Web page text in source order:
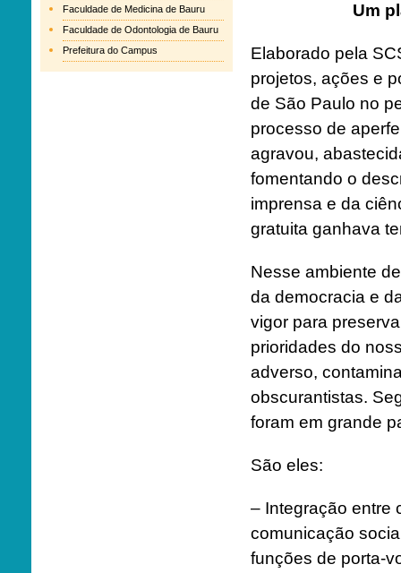
Faculdade de Medicina de Bauru
Faculdade de Odontologia de Bauru
Prefeitura do Campus
Um
Elaborado pela
projetos, ações e
de São Paulo no
processo de
agravou,
fomentando o
imprensa e da
gratuita ganhava
Nesse ambiente
da democracia e
vigor para
prioridades do
adverso,
obscurantistas.
foram em grande
São eles:
– Integração entre
comunicação
funções de porta-